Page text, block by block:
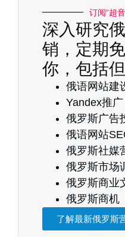
订阅“超
深入研究
销，定期
你，包括
俄语网站建
Yandex推广
俄罗斯广告
俄语网站
俄罗斯社媒
俄罗斯市场
俄罗斯商业
俄罗斯商机
了解最新俄罗斯